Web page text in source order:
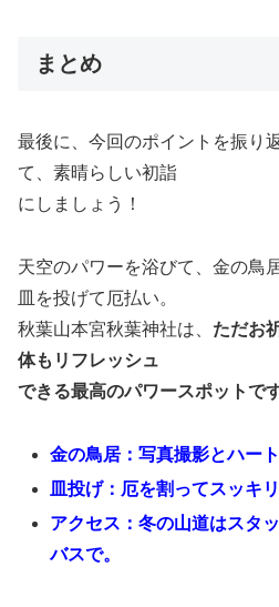
まとめ
最後に、今回のポイントを振り
て、素晴らしい初詣
にしましょう！
天空のパワーを浴びて、金の鳥
皿を投げて厄払い。
秋葉山本宮秋葉神社は、 ただお
体もリフレッシュ
できる最高のパワースポットです
金の鳥居：写真撮影とハー
皿投げ：厄を割ってスッキリ
アクセス：冬の山道はスタ
バスで。